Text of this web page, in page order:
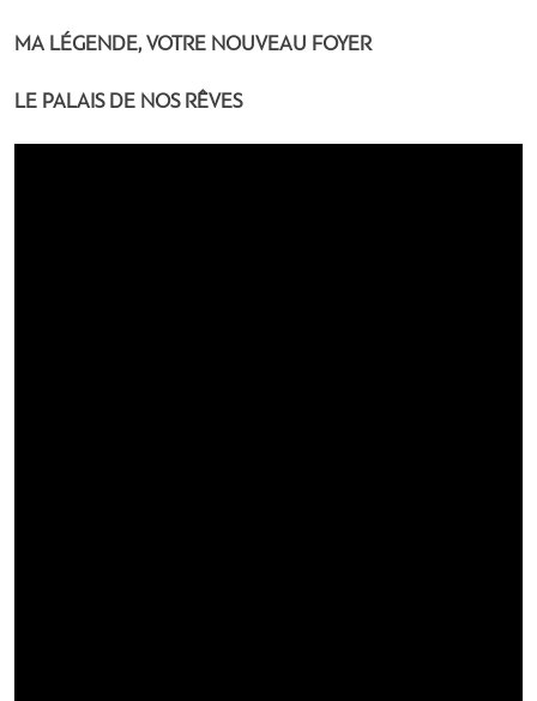
MA LÉGENDE, VOTRE NOUVEAU FOYER
LE PALAIS DE NOS RÊVES